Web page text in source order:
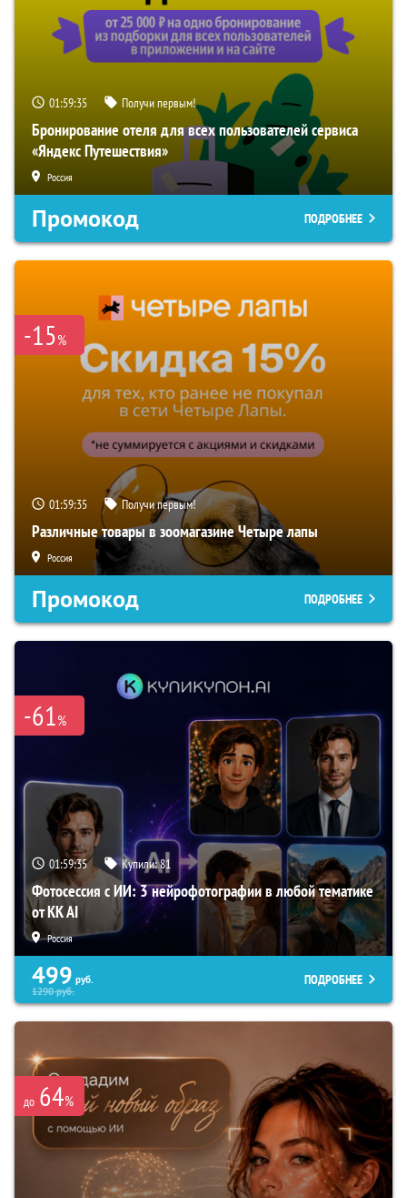
01:59:34 Получи первым!
Бронирование отеля для всех пользователей сервиса
«Яндекс Путешествия»
Россия
Промокод ПОДРОБНЕЕ
-15%
01:59:34 Получи первым!
Различные товары в зоомагазине Четыре лапы
Россия
Промокод ПОДРОБНЕЕ
-61%
01:59:34 Купили:81
Фотосессия с ИИ: 3 нейрофотографии в любой тематике
от KK AI
Россия
499 руб.
1290руб.
ПОДРОБНЕЕ
до 64%